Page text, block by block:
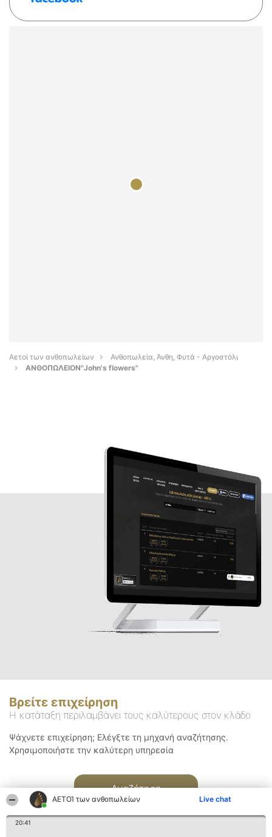
ΑΕΤΟΊ των ανθοπωλείων Live chat
20:41
Αετοί των ανθοπωλείων
Ανθοπωλεία, Άνθη, Φυτά - Αργοστόλι
ΑΝΘΟΠΩΛΕΙΟΝ"John's flowers"
Βρείτε επιχείρηση
Η κατάταξη περιλαμβάνει τους καλύτερους στον κλάδο
Ψάχνετε επιχείρηση; Ελέγξτε τη μηχανή αναζήτησης.
Χρησιμοποιήστε την καλύτερη υπηρεσία
Αναζήτηση